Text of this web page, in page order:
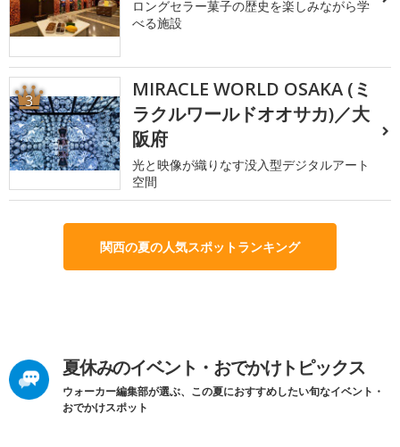
ロングセラー菓子の歴史を楽しみながら学
べる施設
3
MIRACLE WORLD OSAKA (ミ
ラクルワールドオオサカ)／大
阪府
光と映像が織りなす没入型デジタルアート
空間
関西の夏の人気スポットランキング
夏休みのイベント・おでかけトピックス
ウォーカー編集部が選ぶ、この夏におすすめしたい旬なイベント・
おでかけスポット